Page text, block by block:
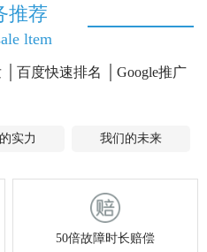
推荐
ltem
百度快速排名 Google推广
实力 我们的未来
50倍故障时长赔偿